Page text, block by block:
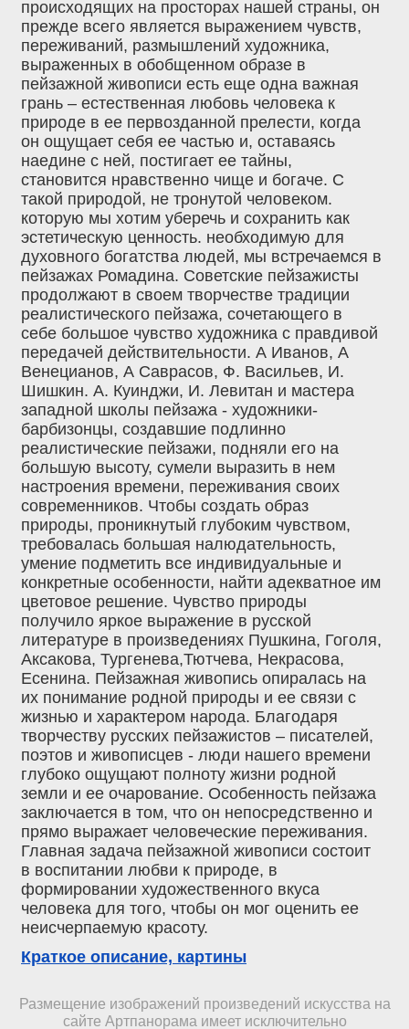
происходящих на просторах нашей страны, он
прежде всего является выражением чувств,
переживаний, размышлений художника,
выраженных в обобщенном образе в
пейзажной живописи есть еще одна важная
грань – естественная любовь человека к
природе в ее первозданной прелести, когда
он ощущает себя ее частью и, оставаясь
наедине с ней, постигает ее тайны,
становится нравственно чище и богаче. С
такой природой, не тронутой человеком.
которую мы хотим уберечь и сохранить как
эстетическую ценность. необходимую для
духовного богатства людей, мы встречаемся в
пейзажах Ромадина. Советские пейзажисты
продолжают в своем творчестве традиции
реалистического пейзажа, сочетающего в
себе большое чувство художника с правдивой
передачей действительности. А Иванов, А
Венецианов, А Саврасов, Ф. Васильев, И.
Шишкин. А. Куинджи, И. Левитан и мастера
западной школы пейзажа - художники-
барбизонцы, создавшие подлинно
реалистические пейзажи, подняли его на
большую высоту, сумели выразить в нем
настроения времени, переживания своих
современников. Чтобы создать образ
природы, проникнутый глубоким чувством,
требовалась большая налюдательность,
умение подметить все индивидуальные и
конкретные особенности, найти адекватное им
цветовое решение. Чувство природы
получило яркое выражение в русской
литературе в произведениях Пушкина, Гоголя,
Аксакова, Тургенева,Тютчева, Некрасова,
Есенина. Пейзажная живопись опиралась на
их понимание родной природы и ее связи с
жизнью и характером народа. Благодаря
творчеству русских пейзажистов – писателей,
поэтов и живописцев - люди нашего времени
глубоко ощущают полноту жизни родной
земли и ее очарование. Особенность пейзажа
заключается в том, что он непосредственно и
прямо выражает человеческие переживания.
Главная задача пейзажной живописи состоит
в воспитании любви к природе, в
формировании художественного вкуса
человека для того, чтобы он мог оценить ее
неисчерпаемую красоту.
Краткое описание, картины
Размещение изображений произведений искусства на
сайте Артпанорама имеет исключительно